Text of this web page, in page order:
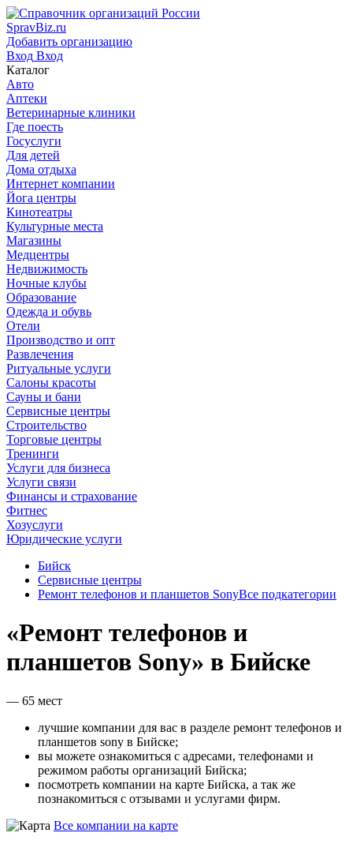
SpravBiz.ru
Добавить организацию
Вход Вход
Каталог
Авто
Аптеки
Ветеринарные клиники
Где поесть
Госуслуги
Для детей
Дома отдыха
Интернет компании
Йога центры
Кинотеатры
Культурные места
Магазины
Медцентры
Недвижимость
Ночные клубы
Образование
Одежда и обувь
Отели
Производство и опт
Развлечения
Ритуальные услуги
Салоны красоты
Сауны и бани
Сервисные центры
Строительство
Торговые центры
Тренинги
Услуги для бизнеса
Услуги связи
Финансы и страхование
Фитнес
Хозуслуги
Юридические услуги
Бийск
Сервисные центры
Ремонт телефонов и планшетов SonyВсе подкатегории
«Ремонт телефонов и
планшетов Sony» в Бийске
— 65 мест
лучшие компании для вас в разделе ремонт телефонов и
планшетов sony в Бийске;
вы можете ознакомиться с адресами, телефонами и
режимом работы организаций Бийска;
посмотреть компании на карте Бийска, а так же
познакомиться с отзывами и услугами фирм.
Все компании на карте